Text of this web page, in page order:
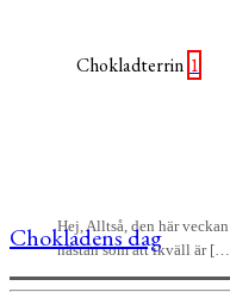
1
Hej, Alltså, den här
nästan som att ikväll är
Chokladens dag